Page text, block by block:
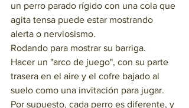
un perro parado rígido con una cola que
agita tensa puede estar mostrando
alerta o nerviosismo.
Rodando para mostrar su barriga.
Hacer un "arco de juego", con su parte
trasera en el aire y el cofre bajado al
suelo como una invitación para jugar.
Por supuesto, cada perro es diferente, y